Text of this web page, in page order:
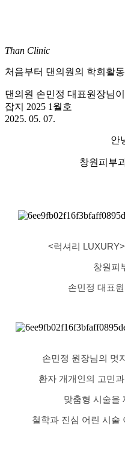
Than Clinic
처음부터 댄의원의 학회활
댄의원 손민정 대표원장님
잡지 2025 1월호
2025. 05. 07.
안
창원피부
<럭셔리
창원피
손민정 대표
손민정 원장님의 멋
환자 개개인의 고민
맞춤형 시술을
철학과 진심 어린 시술